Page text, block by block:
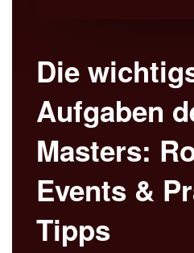
Die
Aufgaben
Masters:
Events &
Tipps